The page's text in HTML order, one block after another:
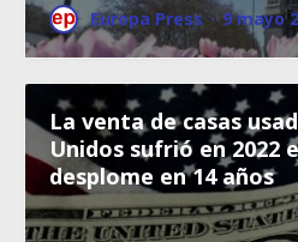
Europa Press · 9 mayo
La venta de casas
Unidos sufrió en 2022
desplome en 14 años